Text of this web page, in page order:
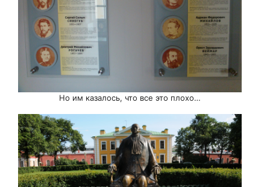
Но им казалось, что все это плохо…